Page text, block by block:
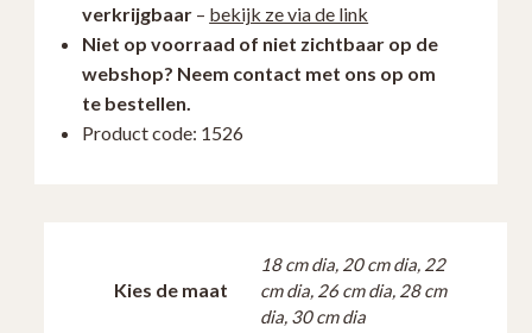
verkrijgbaar – bekijk ze via de link
Niet op voorraad of niet zichtbaar op de
webshop? Neem contact met ons op om
te bestellen.
Product code: 1526
Kies de maat
18 cm dia, 20 cm dia, 22
cm dia, 26 cm dia, 28 cm
dia, 30 cm dia